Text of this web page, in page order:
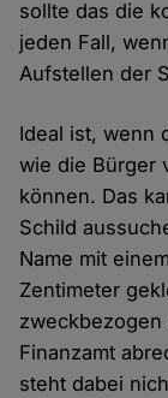
sollte das die
jeden Fall,
Aufstellen der
Ideal ist, wenn
wie die Bürger
können. Das
Schild
Name mit
Zentimeter
Finanzamt
steht dabei